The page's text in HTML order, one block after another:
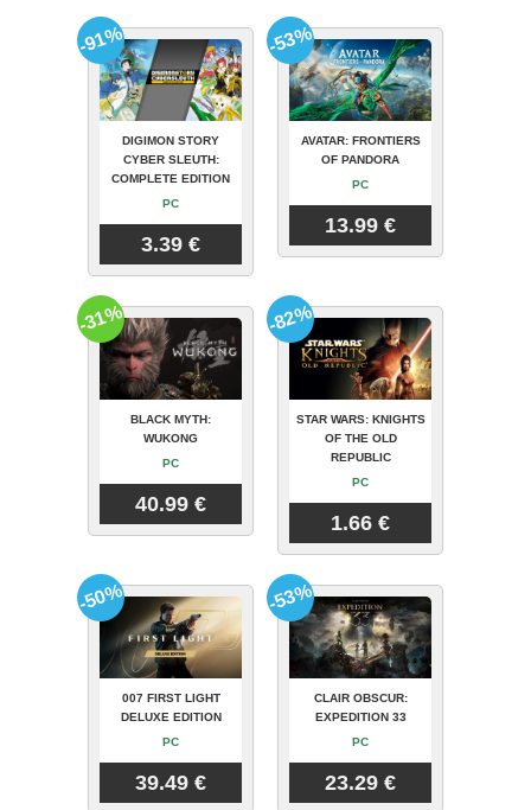
DIGIMON STORY
CYBER SLEUTH:
COMPLETE EDITION
PC
3.39 €
-91%
AVATAR: FRONTIERS
OF PANDORA
PC
13.99 €
-53%
BLACK MYTH:
WUKONG
PC
40.99 €
-31%
STAR WARS: KNIGHTS
OF THE OLD
REPUBLIC
PC
1.66 €
-82%
007 FIRST LIGHT
DELUXE EDITION
PC
39.49 €
-50%
CLAIR OBSCUR:
EXPEDITION 33
PC
23.29 €
-53%